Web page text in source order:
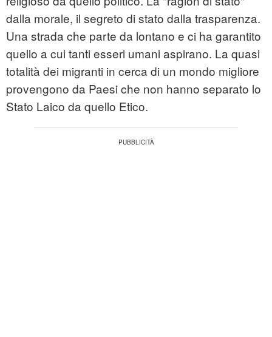
dalla morale, il segreto di stato dalla trasparenza.
Una strada che parte da lontano e ci ha garantito
quello a cui tanti esseri umani aspirano. La quasi
totalità dei migranti in cerca di un mondo migliore
provengono da Paesi che non hanno separato lo
Stato Laico da quello Etico.